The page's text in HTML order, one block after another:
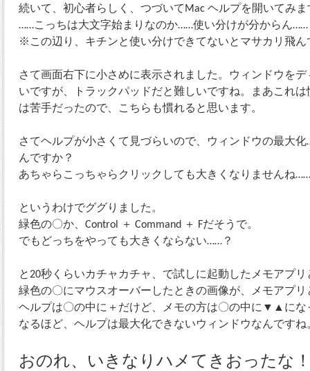
続いて、初心者らしく、つづいてMac ヘルプを開いてみま
……こっちは大文字始まりなのか……使い分けが分からん……
※この辺り、キチンと使い分けできてないとマサカリ飛ん
さて画面右下に小さめに表示されました。ウィンドウを
いですが、トラックパッドだと難しいですね。まあこれは
は苦手だったので、こちらも慣れると思います。
さてヘルプが小さくて見づらいので、ウィンドウの最大
んですか？
あちゃらこっちゃらクリックしても大きくなりませんね……
というわけでググりました。
緑色の〇か、Control ＋ Command ＋ Fだそうで。
でもどっちをやっても大きくならない……？
と20秒くらいカチャカチャ、で試しに起動したメモアプ
緑色の〇にマウスオーバーしたときの画像が、メモアプ
ヘルプは〇の中に＋だけど、メモの方は〇の中に▼▲にな
なるほど、ヘルプは最大化できないウィンドウなんです
おのれ、いきなりハメてきおったな